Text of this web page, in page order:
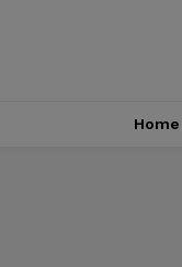
Home